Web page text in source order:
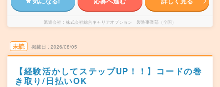
派遣会社 株式会社綜合キャリアオプション 製造事業部（全国）
未読 掲載日 2026/08/05
【経験活かしてステップUP！！】コードの巻
き取り/日払いOK